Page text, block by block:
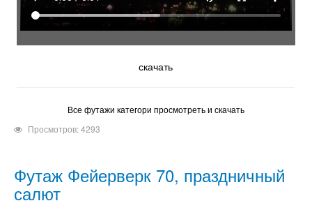
скачать
Все футажи категори просмотреть и скачать
Просмотров: 4293
Футаж Фейерверк 70, праздничный
салют